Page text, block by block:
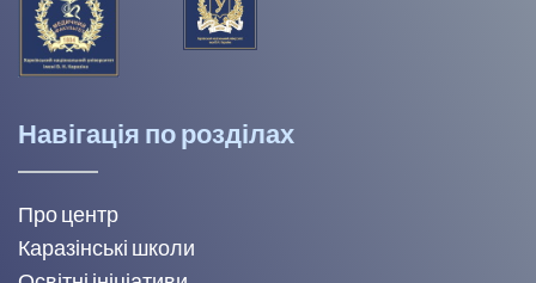
Навігація по розділах
Про центр
Каразінські школи